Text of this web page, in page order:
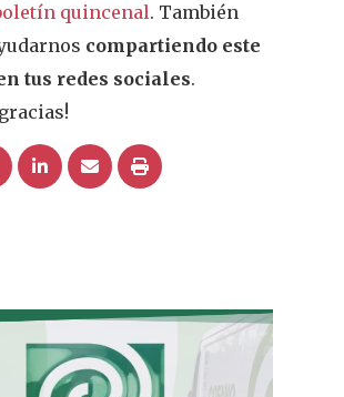
quincenal. También
compartiendo este
tus redes sociales.
La Voz De
Pacientes